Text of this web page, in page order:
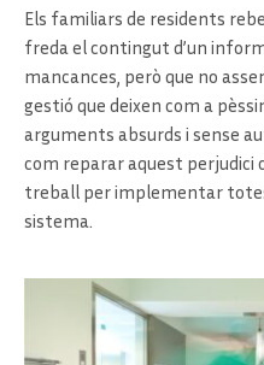
Els familiars de residents
freda el contingut d’un
mancances, però que no
gestió que deixen com a
arguments absurds i sense
com reparar aquest perjudici
treball per implementar
sistema.